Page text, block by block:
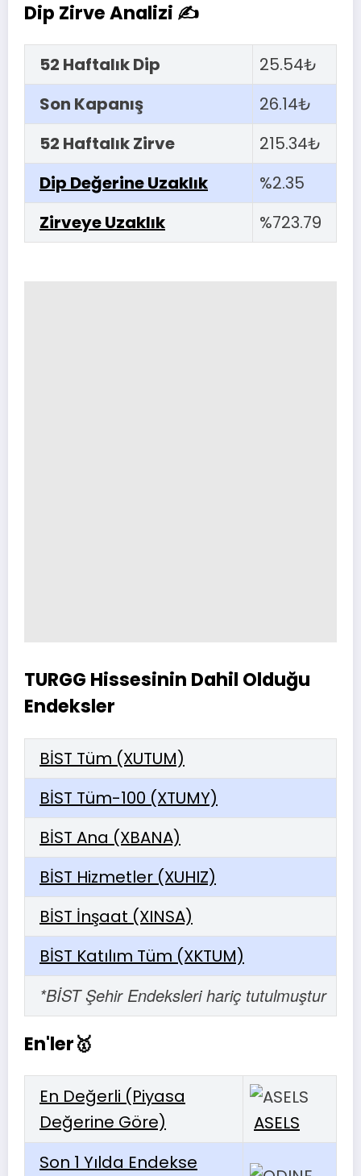
Dip Zirve Analizi ✍
52 Haftalık Dip
25.54₺
Son Kapanış
26.14₺
52 Haftalık Zirve
215.34₺
Dip Değerine Uzaklık
%2.35
Zirveye Uzaklık
%723.79
TURGG Hissesinin Dahil Olduğu
Endeksler
BİST Tüm (XUTUM)
BİST Tüm-100 (XTUMY)
BİST Ana (XBANA)
BİST Hizmetler (XUHIZ)
BİST İnşaat (XINSA)
BİST Katılım Tüm (XKTUM)
*BİST Şehir Endeksleri hariç tutulmuştur
En'ler🥇
En Değerli (Piyasa
Değerine Göre)
ASELS
Son 1 Yılda Endekse